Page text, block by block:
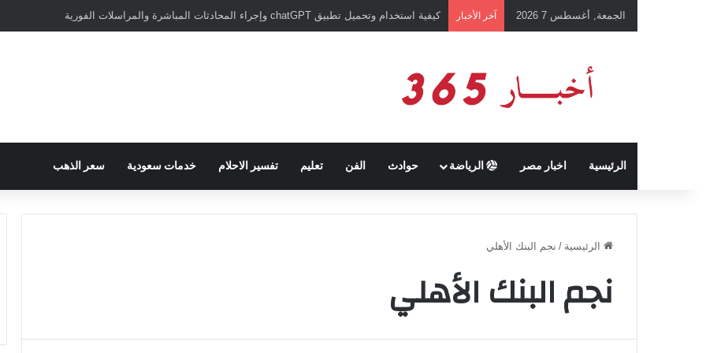
الجمعة, أغسطس 7 2026 آخر الأخبار كيفية استخدام وتحميل تطبيق chatGPT وإجراء المحادثات المباشرة والمراسلات الفورية
الرئيسية اخبار مصر الرياضة حوادث الفن تعليم تفسير الاحلام خدمات سعودية سعر الذهب
الرئيسية / نجم البنك الأهلي
نجم البنك الأهلي